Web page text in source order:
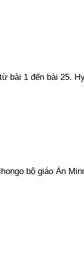
bài 1 đến bài 25.
bộ giáo Án